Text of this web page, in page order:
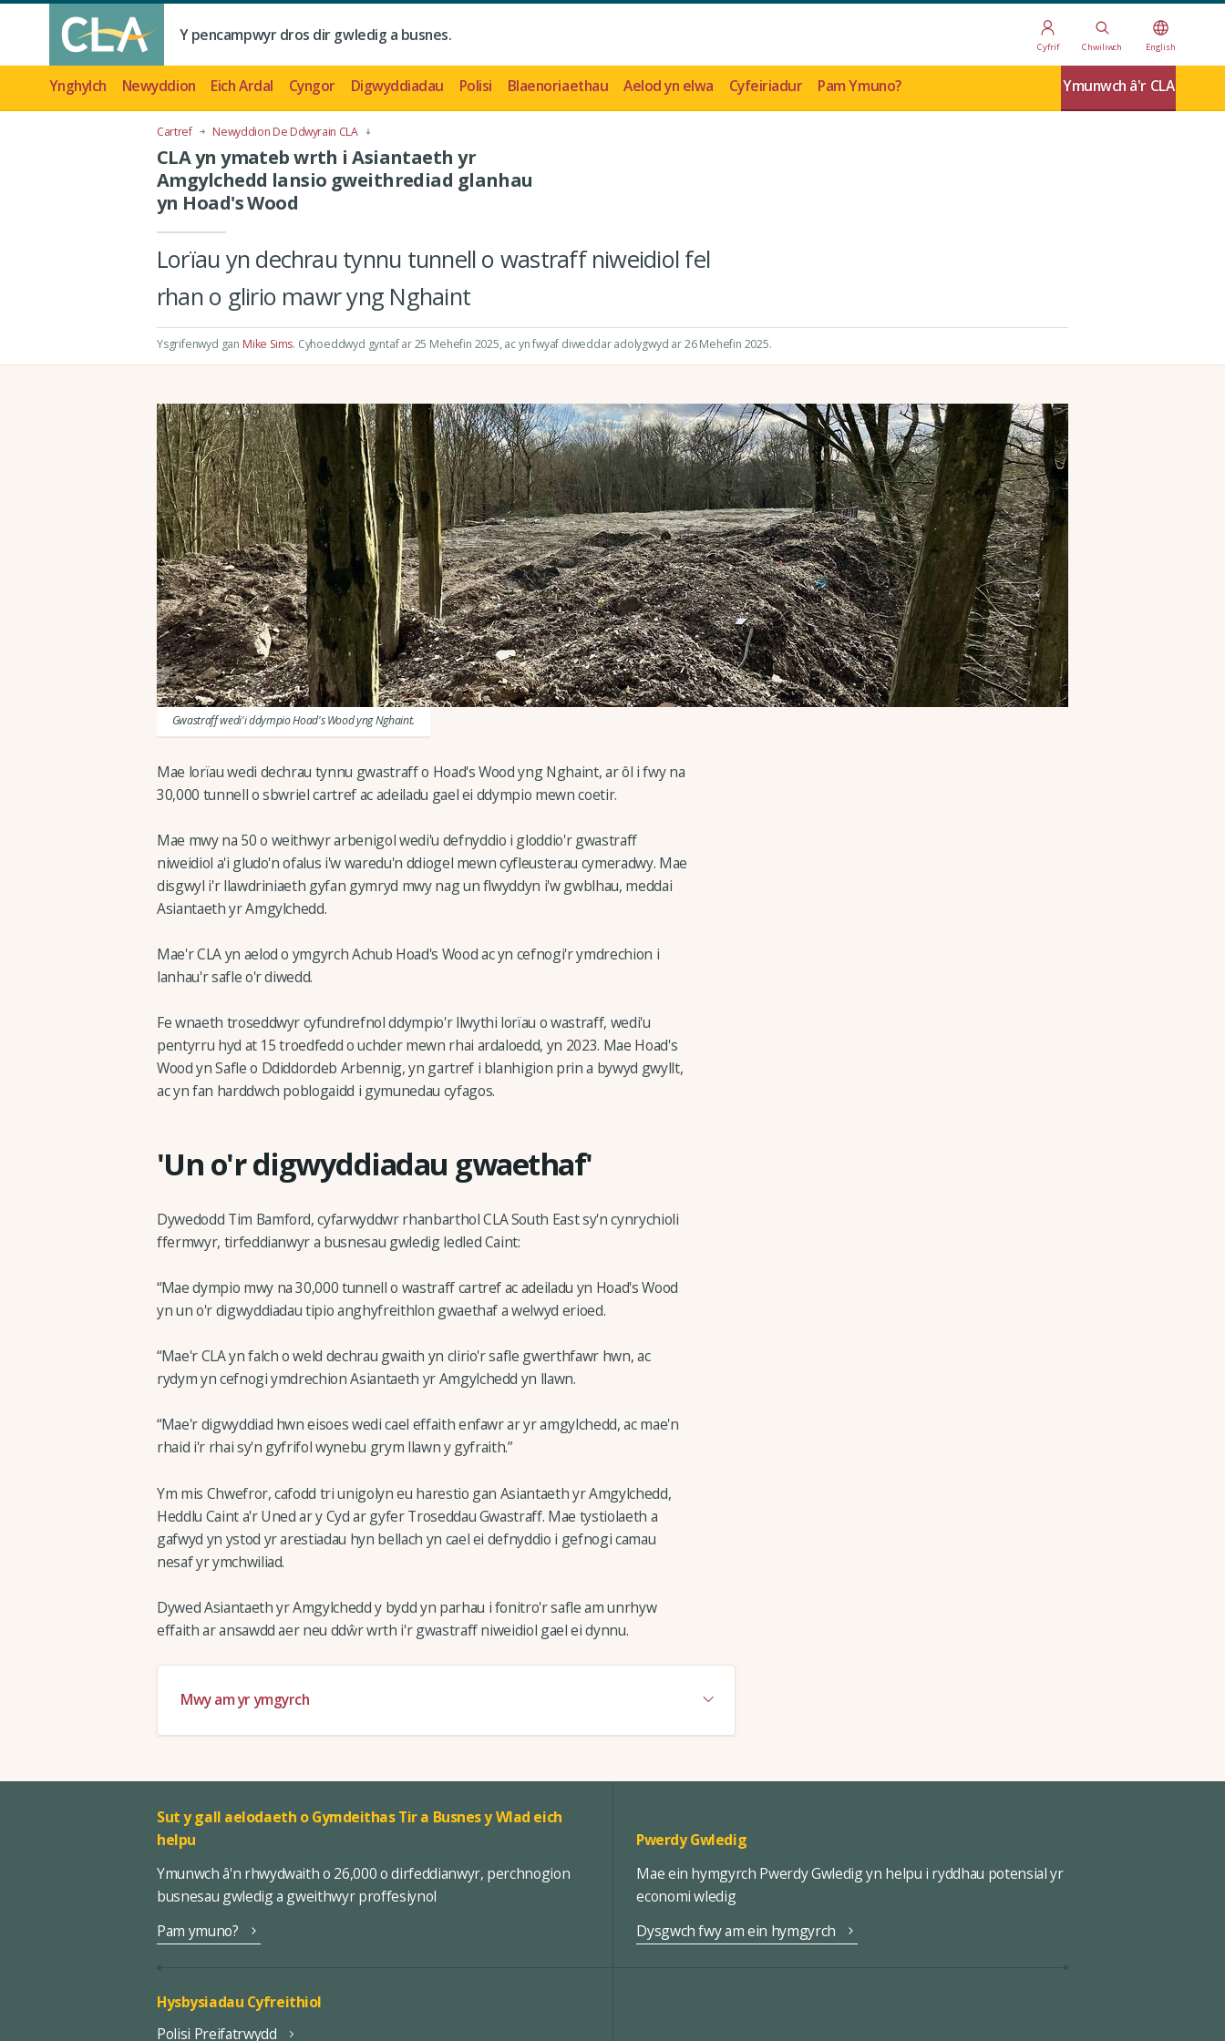
Y pencampwyr dros dir gwledig a busnes.
Cyfrif Chwiliwch English
Ynghylch Newyddion Eich Ardal Cyngor Digwyddiadau Polisi Blaenoriaethau Aelod yn elwa Cyfeiriadur Pam Ymuno? Ymunwch â'r CLA
Cartref Newyddion De Ddwyrain CLA
CLA yn ymateb wrth i Asiantaeth yr
Amgylchedd lansio gweithrediad glanhau
yn Hoad's Wood
Lorïau yn dechrau tynnu tunnell o wastraff niweidiol fel
rhan o glirio mawr yng Nghaint
Ysgrifenwyd gan Mike Sims. Cyhoeddwyd gyntaf ar 25 Mehefin 2025, ac yn fwyaf diweddar adolygwyd ar 26 Mehefin 2025.
Gwastraff wedi'i ddympio Hoad's Wood yng Nghaint.
Mae lorïau wedi dechrau tynnu gwastraff o Hoad's Wood yng Nghaint, ar ôl i fwy na
30,000 tunnell o sbwriel cartref ac adeiladu gael ei ddympio mewn coetir.
Mae mwy na 50 o weithwyr arbenigol wedi'u defnyddio i gloddio'r gwastraff
niweidiol a'i gludo'n ofalus i'w waredu'n ddiogel mewn cyfleusterau cymeradwy. Mae
disgwyl i'r llawdriniaeth gyfan gymryd mwy nag un flwyddyn i'w gwblhau, meddai
Asiantaeth yr Amgylchedd.
Mae'r CLA yn aelod o ymgyrch Achub Hoad's Wood ac yn cefnogi'r ymdrechion i
lanhau'r safle o'r diwedd.
Fe wnaeth troseddwyr cyfundrefnol ddympio'r llwythi lorïau o wastraff, wedi'u
pentyrru hyd at 15 troedfedd o uchder mewn rhai ardaloedd, yn 2023. Mae Hoad's
Wood yn Safle o Ddiddordeb Arbennig, yn gartref i blanhigion prin a bywyd gwyllt,
ac yn fan harddwch poblogaidd i gymunedau cyfagos.
'Un o'r digwyddiadau gwaethaf'
Dywedodd Tim Bamford, cyfarwyddwr rhanbarthol CLA South East sy'n cynrychioli
ffermwyr, tirfeddianwyr a busnesau gwledig ledled Caint:
“Mae dympio mwy na 30,000 tunnell o wastraff cartref ac adeiladu yn Hoad's Wood
yn un o'r digwyddiadau tipio anghyfreithlon gwaethaf a welwyd erioed.
“Mae'r CLA yn falch o weld dechrau gwaith yn clirio'r safle gwerthfawr hwn, ac
rydym yn cefnogi ymdrechion Asiantaeth yr Amgylchedd yn llawn.
“Mae'r digwyddiad hwn eisoes wedi cael effaith enfawr ar yr amgylchedd, ac mae'n
rhaid i'r rhai sy'n gyfrifol wynebu grym llawn y gyfraith.”
Ym mis Chwefror, cafodd tri unigolyn eu harestio gan Asiantaeth yr Amgylchedd,
Heddlu Caint a'r Uned ar y Cyd ar gyfer Troseddau Gwastraff. Mae tystiolaeth a
gafwyd yn ystod yr arestiadau hyn bellach yn cael ei defnyddio i gefnogi camau
nesaf yr ymchwiliad.
Dywed Asiantaeth yr Amgylchedd y bydd yn parhau i fonitro'r safle am unrhyw
effaith ar ansawdd aer neu ddŵr wrth i'r gwastraff niweidiol gael ei dynnu.
Mwy am yr ymgyrch
Sut y gall aelodaeth o Gymdeithas Tir a Busnes y Wlad eich
helpu
Ymunwch â'n rhwydwaith o 26,000 o dirfeddianwyr, perchnogion
busnesau gwledig a gweithwyr proffesiynol
Pam ymuno?
Pwerdy Gwledig
Mae ein hymgyrch Pwerdy Gwledig yn helpu i ryddhau potensial yr
economi wledig
Dysgwch fwy am ein hymgyrch
Hysbysiadau Cyfreithiol
Polisi Preifatrwydd